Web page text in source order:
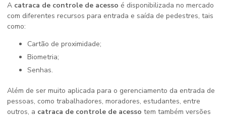
A catraca de controle de acesso é disponibilizada no mercado
com diferentes recursos para entrada e saída de pedestres, tais
como:
Cartão de proximidade;
Biometria;
Senhas.
Além de ser muito aplicada para o gerenciamento da entrada de
pessoas, como trabalhadores, moradores, estudantes, entre
outros, a catraca de controle de acesso tem também versões